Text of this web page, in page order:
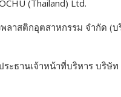
(Thailand) Ltd.
ลาสติกอุตสาหกรรม จํากัด (บ
ระธานเจ้าหน้าที่บริหาร บริษัท